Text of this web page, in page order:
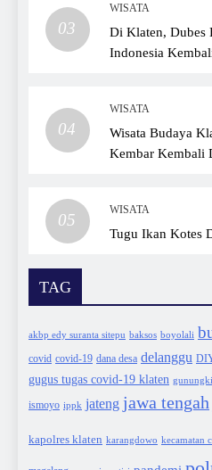
03
WISATA
Di Klaten, Dubes
Indonesia
04
WISATA
Wisata Budaya
Kembar Kembali
05
WISATA
Tugu Ikan Kotes
TAG
akbp edy suranta sitepu baksos boyolali
covid covid-19 dana desa delanggu
gugus tugas covid-19 klaten
ismoyo ippk jateng jawa tengah
kapolres klaten karangdowo kecamatan